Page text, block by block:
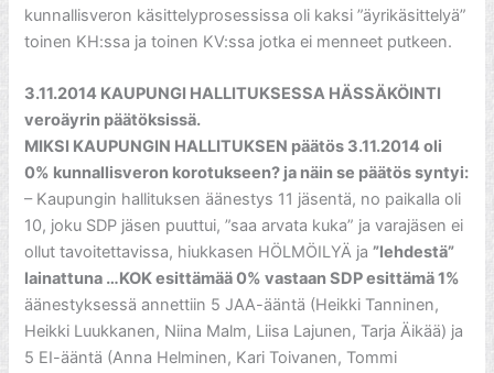
kunnallisveron käsittelyprosessissa oli kaksi ”äyrikäsittelyä”
toinen KH:ssa ja toinen KV:ssa jotka ei menneet putkeen.
3.11.2014 KAUPUNGI HALLITUKSESSA HÄSSÄKÖINTI
veroäyrin päätöksissä.
MIKSI KAUPUNGIN HALLITUKSEN päätös 3.11.2014 oli
0% kunnallisveron korotukseen? ja näin se päätös syntyi:
– Kaupungin hallituksen äänestys 11 jäsentä, no paikalla oli
10, joku SDP jäsen puuttui, ”saa arvata kuka” ja varajäsen ei
ollut tavoitettavissa, hiukkasen HÖLMÖILYÄ ja”lehdestä”
lainattuna …KOK esittämää 0% vastaan SDP esittämä 1%
äänestyksessä annettiin 5 JAA-ääntä (Heikki Tanninen,
Heikki Luukkanen, Niina Malm, Liisa Lajunen, Tarja Äikää) ja
5 EI-ääntä (Anna Helminen, Kari Toivanen, Tommi